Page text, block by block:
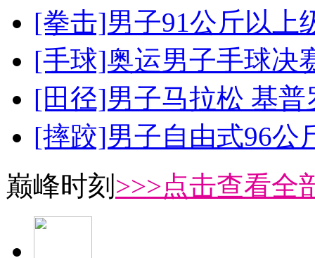
[拳击]男子91公斤以上
[手球]奥运男子手球决
[田径]男子马拉松 基
[摔跤]男子自由式96公
巅峰时刻 >>>点击查看全